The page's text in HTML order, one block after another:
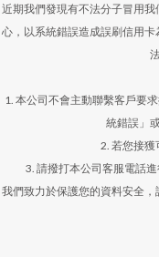
近期我們發現有不法分子冒用
心，以系統錯誤造成誤刷信用
1. 本公司不會主動聯繫客戶要
統錯誤」
2. 若您接獲
3. 請撥打本公司客服電話
我們致力於保護您的資料安全